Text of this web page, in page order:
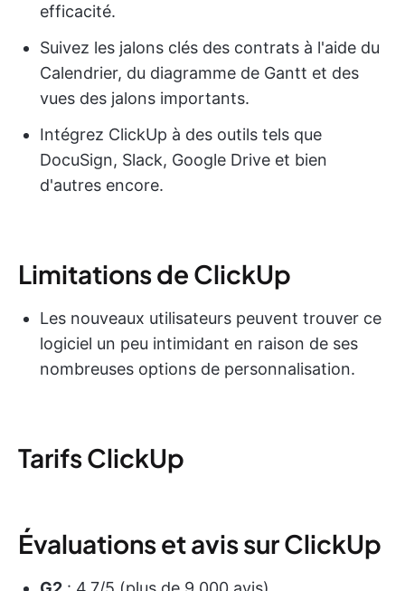
efficacité.
Suivez les jalons clés des contrats à l'aide du
Calendrier, du diagramme de Gantt et des
vues des jalons importants.
Intégrez ClickUp à des outils tels que
DocuSign, Slack, Google Drive et bien
d'autres encore.
Limitations de ClickUp
Les nouveaux utilisateurs peuvent trouver ce
logiciel un peu intimidant en raison de ses
nombreuses options de personnalisation.
Tarifs ClickUp
Évaluations et avis sur ClickUp